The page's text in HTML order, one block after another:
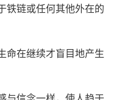
铁链或任何其他外在的
命在继续才盲目地产生